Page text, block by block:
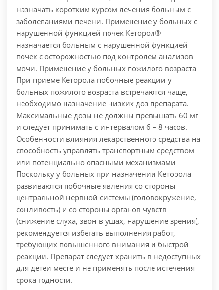
назначать коротким курсом лечения больным с
заболеваниями печени. Применение у больных с
нарушенной функцией почек Кеторол®
назначается больным с нарушенной функцией
почек с осторожностью под контролем анализов
мочи. Применение у больных пожилого возраста
При приеме Кеторола побочные реакции у
больных пожилого возраста встречаются чаще,
необходимо назначение низких доз препарата.
Максимальные дозы не должны превышать 60 мг
и следует принимать с интервалом 6 – 8 часов.
Особенности влияния лекарственного средства на
способность управлять транспортным средством
или потенциально опасными механизмами
Поскольку у больных при назначении Кеторола
развиваются побочные явления со стороны
центральной нервной системы (головокружение,
сонливость) и со стороны органов чувств
(снижение слуха, звон в ушах, нарушение зрения),
рекомендуется избегать выполнения работ,
требующих повышенного внимания и быстрой
реакции. Препарат следует хранить в недоступных
для детей месте и не применять после истечения
срока годности.